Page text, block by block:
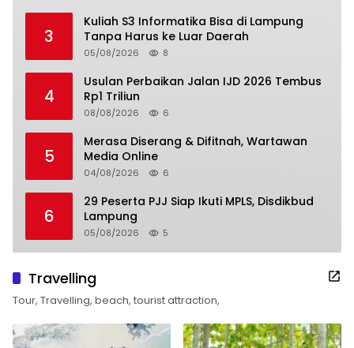
3
Kuliah S3 Informatika Bisa di Lampung
Tanpa Harus ke Luar Daerah
05/08/2026 8
4
Usulan Perbaikan Jalan IJD 2026 Tembus
Rp1 Triliun
08/08/2026 6
5
Merasa Diserang & Difitnah, Wartawan
Media Online
04/08/2026 6
6
29 Peserta PJJ Siap Ikuti MPLS, Disdikbud
Lampung
05/08/2026 5
Travelling
Tour, Travelling, beach, tourist attraction,